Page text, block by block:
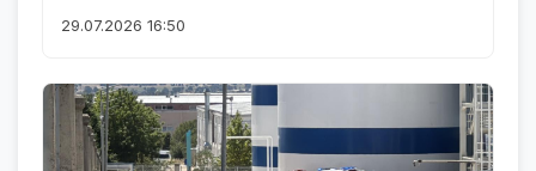
29.07.2026 16:50